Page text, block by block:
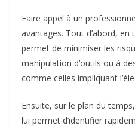
Faire appel à un
avantages. Tout d’abord, en
permet de minimiser les
manipulation d’outils ou à
comme celles impliquant
Ensuite, sur le plan du
lui permet d’identifier